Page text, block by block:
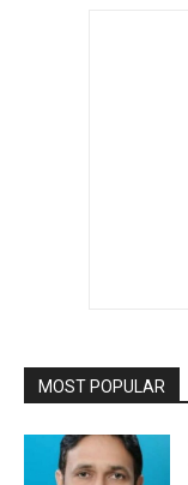
MOST POPULAR